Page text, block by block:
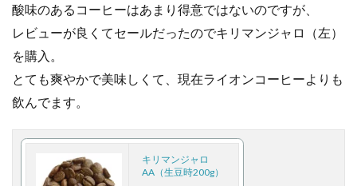
酸味のあるコーヒーはあまり得意ではないのですが、
レビューが良くてセールだったのでキリマンジャロ（左）
を購入。
とても爽やかで美味しくて、現在ライオンコーヒーよりも
飲んでます。
キリマンジャロ
AA（生豆時200g）